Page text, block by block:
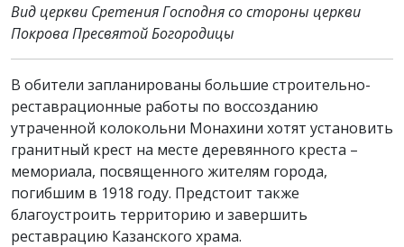
Вид церкви Сретения Господня со стороны церкви
Покрова Пресвятой Богородицы
В обители запланированы большие строительно-
реставрационные работы по воссозданию
утраченной колокольни Монахини хотят установить
гранитный крест на месте деревянного креста –
мемориала, посвященного жителям города,
погибшим в 1918 году. Предстоит также
благоустроить территорию и завершить
реставрацию Казанского храма.